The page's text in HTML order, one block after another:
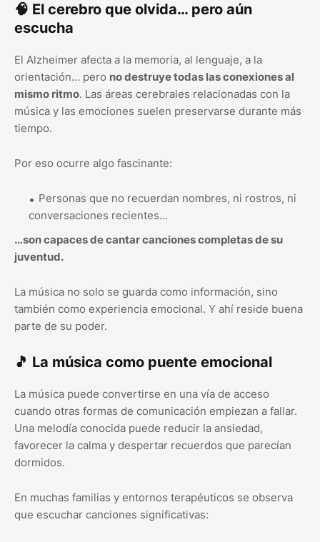
🧠 El cerebro que olvida… pero aún
escucha
El Alzheimer afecta a la memoria, al lenguaje, a la
orientación… pero no destruye todas las conexiones al
mismo ritmo. Las áreas cerebrales relacionadas con la
música y las emociones suelen preservarse durante más
tiempo.
Por eso ocurre algo fascinante:
Personas que no recuerdan nombres, ni rostros, ni
conversaciones recientes…
…son capaces de cantar canciones completas de su
juventud.
La música no solo se guarda como información, sino
también como experiencia emocional. Y ahí reside buena
parte de su poder.
🎵 La música como puente emocional
La música puede convertirse en una vía de acceso
cuando otras formas de comunicación empiezan a fallar.
Una melodía conocida puede reducir la ansiedad,
favorecer la calma y despertar recuerdos que parecían
dormidos.
En muchas familias y entornos terapéuticos se observa
que escuchar canciones significativas: